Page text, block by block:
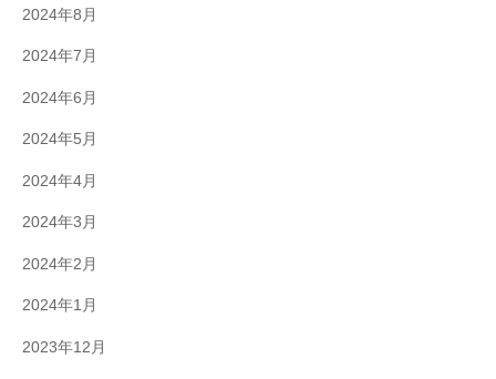
2024年8月
2024年7月
2024年6月
2024年5月
2024年4月
2024年3月
2024年2月
2024年1月
2023年12月